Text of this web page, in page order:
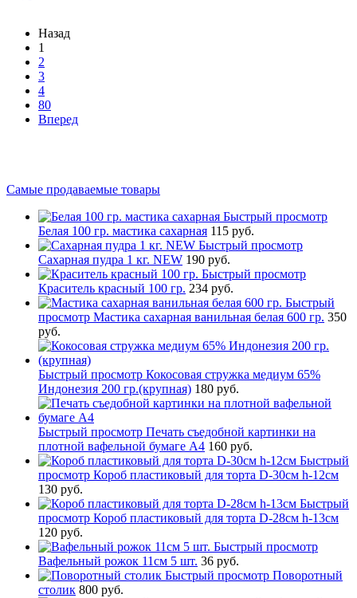
Назад
1
2
3
4
80
Вперед
Самые продаваемые товары
Быстрый просмотр
Белая 100 гр. мастика сахарная 115 руб.
Быстрый просмотр
Сахарная пудра 1 кг. NEW 190 руб.
Быстрый просмотр
Краситель красный 100 гр. 234 руб.
Быстрый
просмотр Мастика сахарная ванильная белая 600 гр. 350
руб.
Быстрый просмотр Кокосовая стружка медиум 65%
Индонезия 200 гр.(крупная) 180 руб.
Быстрый просмотр Печать съедобной картинки на
плотной вафельной бумаге А4 160 руб.
Быстрый
просмотр Короб пластиковый для торта D-30см h-12см
130 руб.
Быстрый
просмотр Короб пластиковый для торта D-28см h-13см
120 руб.
Быстрый просмотр
Вафельный рожок 11см 5 шт. 36 руб.
Быстрый просмотр Поворотный
столик 800 руб.